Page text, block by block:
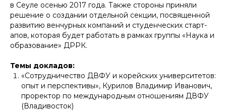
в Сеуле осенью 2017 года. Также стороны приняли
решение о создании отдельной секции, посвященной
развитию венчурных компаний и студенческих старт-
апов, которая будет работать в рамках группы «Наука и
образование» ДРРК.
Темы докладов:
«Сотрудничество ДВФУ и корейских университетов:
опыт и перспективы», Курилов Владимир Иванович,
проректор по международным отношениям ДВФУ
(Владивосток)